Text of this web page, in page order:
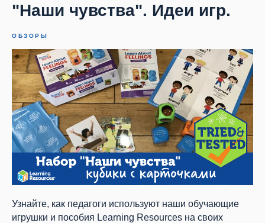
"Наши чувства". Идеи игр.
ОБЗОРЫ
Узнайте, как педагоги используют наши обучающие
игрушки и пособия Learning Resources на своих